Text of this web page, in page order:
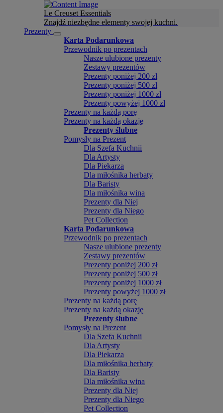
Le Creuset Essentials
Znajdź niezbędne elementy swojej kuchni.
Prezenty
Karta Podarunkowa
Przewodnik po prezentach
Nasze ulubione prezenty
Zestawy prezentów
Prezenty poniżej 200 zł
Prezenty poniżej 500 zł
Prezenty poniżej 1000 zł
Prezenty powyżej 1000 zł
Prezenty na każdą porę
Prezenty na każdą okazję
Prezenty ślubne
Pomysły na Prezent
Dla Szefa Kuchnii
Dla Artysty
Dla Piekarza
Dla miłośnika herbaty
Dla Baristy
Dla miłośnika wina
Prezenty dla Niej
Prezenty dla Niego
Pet Collection
Karta Podarunkowa
Przewodnik po prezentach
Nasze ulubione prezenty
Zestawy prezentów
Prezenty poniżej 200 zł
Prezenty poniżej 500 zł
Prezenty poniżej 1000 zł
Prezenty powyżej 1000 zł
Prezenty na każdą porę
Prezenty na każdą okazję
Prezenty ślubne
Pomysły na Prezent
Dla Szefa Kuchnii
Dla Artysty
Dla Piekarza
Dla miłośnika herbaty
Dla Baristy
Dla miłośnika wina
Prezenty dla Niej
Prezenty dla Niego
Pet Collection